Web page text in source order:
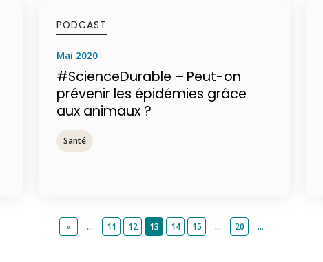
PODCAST
mai 2020
#ScienceDurable – Peut-on
prévenir les épidémies grâce
aux animaux ?
Santé
« … 11 12 13 14 15 … 20 …